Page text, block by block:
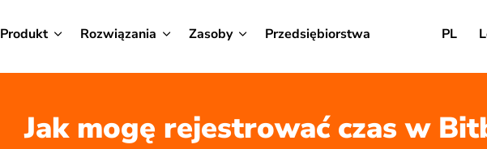
Produkt Rozwiązania Zasoby Przedsiębiorstwa PL
Jak mogę rejestrować czas w